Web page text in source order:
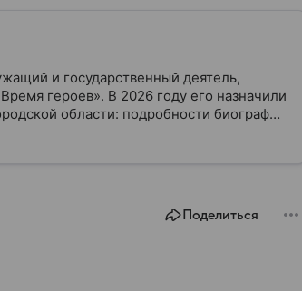
и государственный деятель,
героев». В 2026 году его назначили
области: подробности биографии
Поделиться